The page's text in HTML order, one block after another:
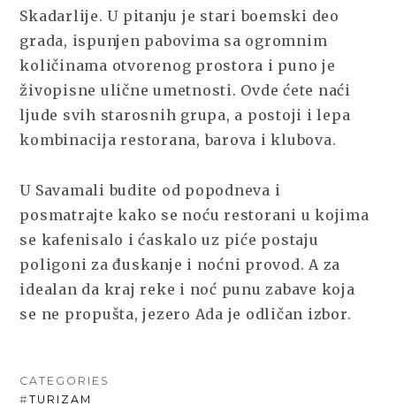
Skadarlije. U pitanju je stari boemski deo
grada, ispunjen pabovima sa ogromnim
količinama otvorenog prostora i puno je
živopisne ulične umetnosti. Ovde ćete naći
ljude svih starosnih grupa, a postoji i lepa
kombinacija restorana, barova i klubova.
U Savamali budite od popodneva i
posmatrajte kako se noću restorani u kojima
se kafenisalo i ćaskalo uz piće postaju
poligoni za đuskanje i noćni provod. A za
idealan da kraj reke i noć punu zabave koja
se ne propušta, jezero Ada je odličan izbor.
CATEGORIES
#TURIZAM